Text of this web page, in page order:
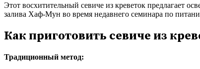
Этот восхитительный севиче из креветок предлагает
залива Хаф-Мун во время недавнего семинара по
Как приготовить севиче из
Традиционный метод: